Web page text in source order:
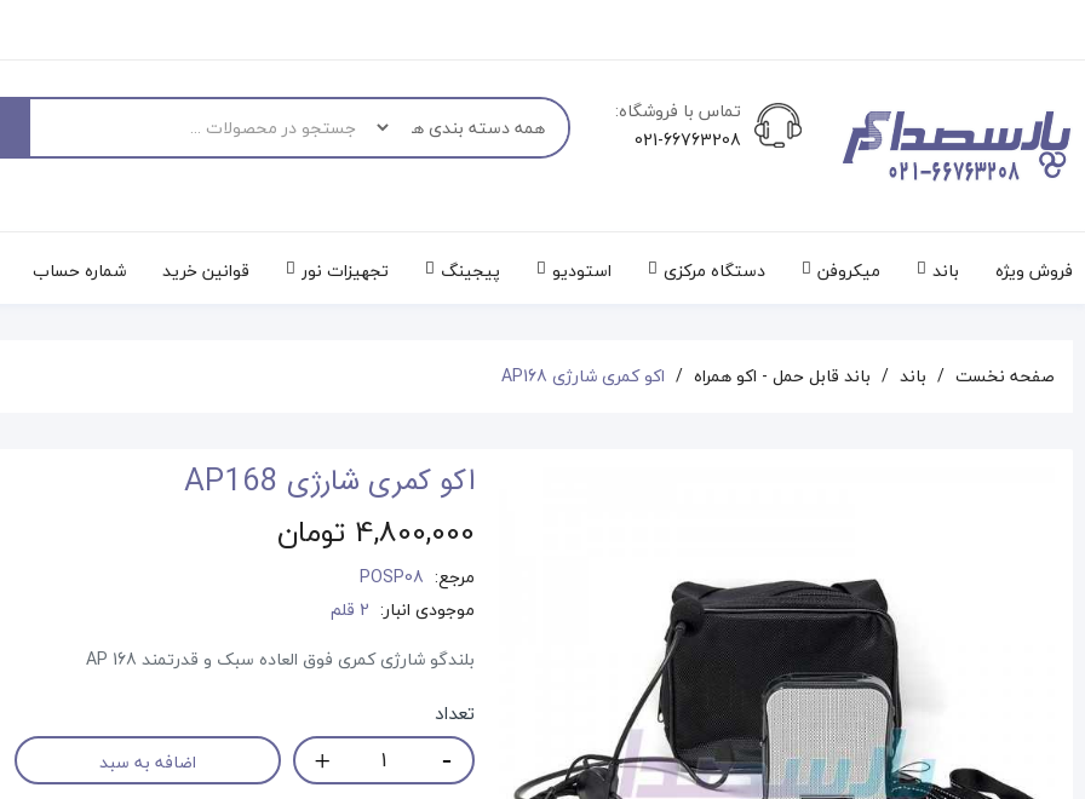
تماس با فروشگاه:
021-66763208
فروش ویژه باند میکروفن دستگاه مرکزی استودیو پیجینگ تجهیزات نور قوانین خرید شماره حساب
صفحه نخست باند باند قابل حمل - اکو همراه اکو کمری شارژی AP168
اکو کمری شارژی AP168
4,800,000 تومان
مرجع: POSP08
موجودی انبار: 2 قلم
بلندگو شارژی کمری فوق العاده سبک و قدرتمند AP 168
تعداد
اضافه به سبد